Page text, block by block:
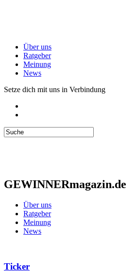
Über uns
Ratgeber
Meinung
News
Setze dich mit uns in Verbindung
GEWINNERmagazin.de
Über uns
Ratgeber
Meinung
News
Ticker